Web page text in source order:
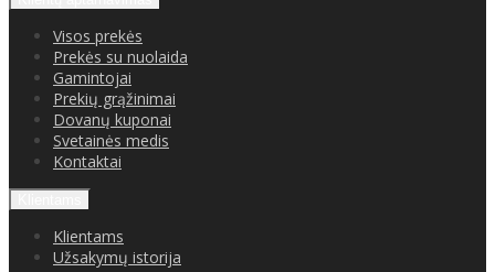
Visos prekės
Prekės su nuolaida
Gamintojai
Prekių grąžinimai
Dovanų kuponai
Svetainės medis
Kontaktai
Klientams
Užsakymų istorija